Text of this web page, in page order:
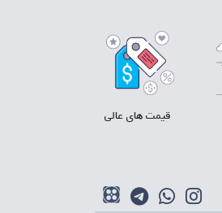
قیمت های عالی